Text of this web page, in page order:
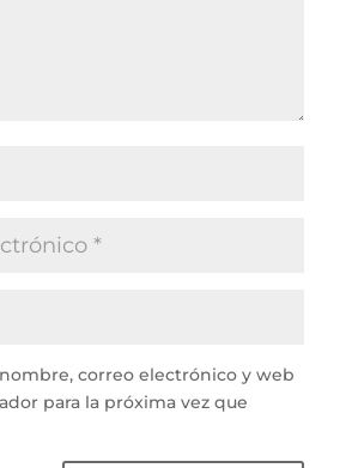
correo electrónico y web
para la próxima vez que